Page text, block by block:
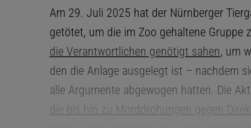
Am 29. Juli 2025 hat der Nürnberger
getötet, um die im Zoo gehaltene Gruppe
die Verantwortlichen genötigt sahen, um
den die Anlage ausgelegt ist – nachdem
alle Argumente abgewogen hatten. Die
die bis hin zu Morddrohungen gegen